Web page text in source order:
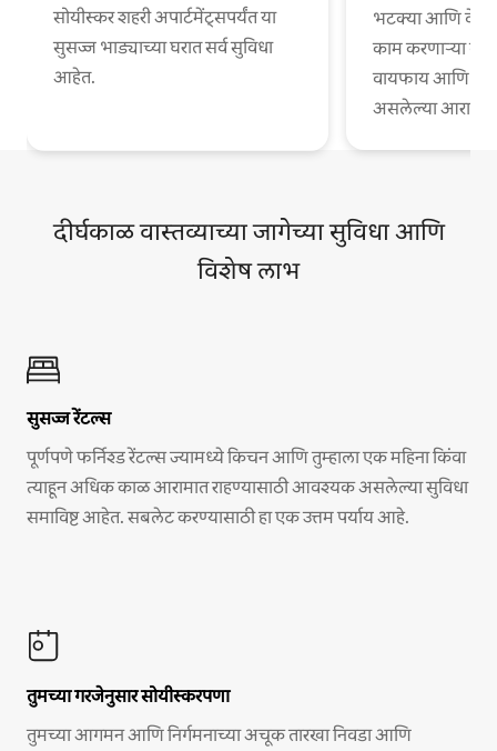
सोयीस्कर शहरी अपार्टमेंट्सपर्यंत या
सुसज्ज भाड्याच्या घरात सर्व सुविधा
आहेत.
भटक्या आणि
काम करणाऱ्या
वायफाय आणि
असलेल्या
दीर्घकाळ वास्तव्याच्या जागेच्या सुविधा आणि
विशेष लाभ
सुसज्ज रेंटल्स
पूर्णपणे फर्निश्ड रेंटल्स ज्यामध्ये किचन आणि तुम्हाला एक महिना किंवा
त्याहून अधिक काळ आरामात राहण्यासाठी आवश्यक असलेल्या सुविधा
समाविष्ट आहेत. सबलेट करण्यासाठी हा एक उत्तम पर्याय आहे.
तुमच्या गरजेनुसार सोयीस्करपणा
तुमच्या आगमन आणि निर्गमनाच्या अचूक तारखा निवडा आणि